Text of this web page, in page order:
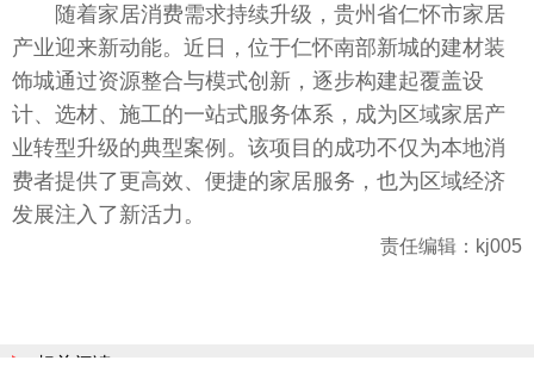
随着家居消费需求持续升级，贵州省仁怀市家居
产业迎来新动能。近日，位于仁怀南部新城的建材装
饰城通过资源整合与模式创新，逐步构建起覆盖设
计、选材、施工的一站式服务体系，成为区域家居产
业转型升级的典型案例。该项目的成功不仅为本地消
费者提供了更高效、便捷的家居服务，也为区域经济
发展注入了新活力。
责任编辑：kj005
相关阅读